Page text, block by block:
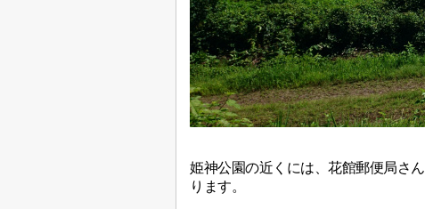
姫神公園の近くには、花館郵便局さ
ります。